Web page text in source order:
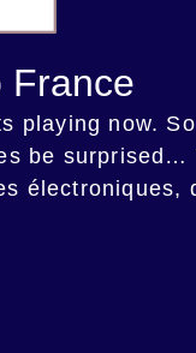
France
playing now.
be surprised…
électroniques,